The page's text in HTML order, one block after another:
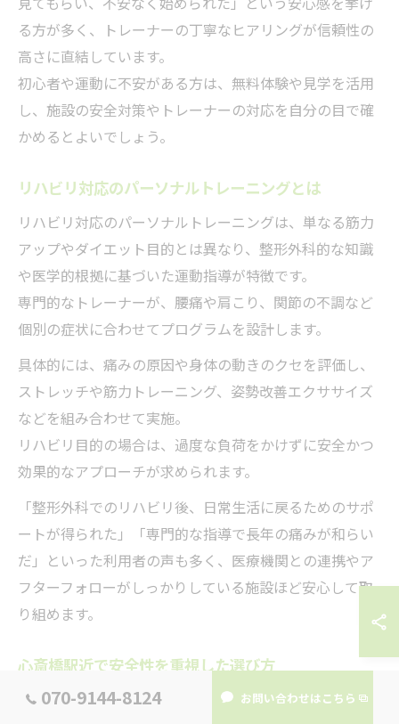
る方が多く、トレーナーの丁寧なヒアリングが信頼性の
高さに直結しています。
初心者や運動に不安がある方は、無料体験や見学を活用
し、施設の安全対策やトレーナーの対応を自分の目で確
かめるとよいでしょう。
リハビリ対応のパーソナルトレーニングとは
リハビリ対応のパーソナルトレーニングは、単なる筋力
アップやダイエット目的とは異なり、整形外科的な知識
や医学的根拠に基づいた運動指導が特徴です。
専門的なトレーナーが、腰痛や肩こり、関節の不調など
個別の症状に合わせてプログラムを設計します。
具体的には、痛みの原因や身体の動きのクセを評価し、
ストレッチや筋力トレーニング、姿勢改善エクササイズ
などを組み合わせて実施。
リハビリ目的の場合は、過度な負荷をかけずに安全かつ
効果的なアプローチが求められます。
「整形外科でのリハビリ後、日常生活に戻るためのサポ
ートが得られた」「専門的な指導で長年の痛みが和らい
だ」といった利用者の声も多く、医療機関との連携やア
フターフォローがしっかりしている施設ほど安心して取
り組めます。
心斎橋駅近で安全性を重視した選び方
心斎橋駅近でパーソナルジムやリハビリ施設を選ぶ際
070-9144-8124 お問い合わせはこちら